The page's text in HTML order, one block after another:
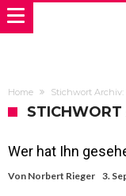
Home Stichwort
STICHWORT
Wer hat Ihn
Von Norbert Rieger 3.